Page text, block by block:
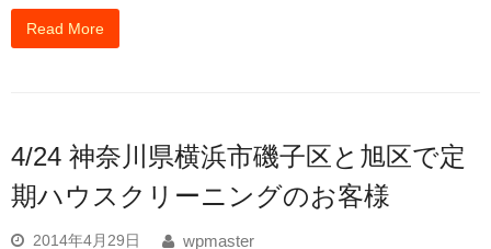
Read More
4/24 神奈川県横浜市磯子区と旭区で定
期ハウスクリーニングのお客様
2014年4月29日
wpmaster